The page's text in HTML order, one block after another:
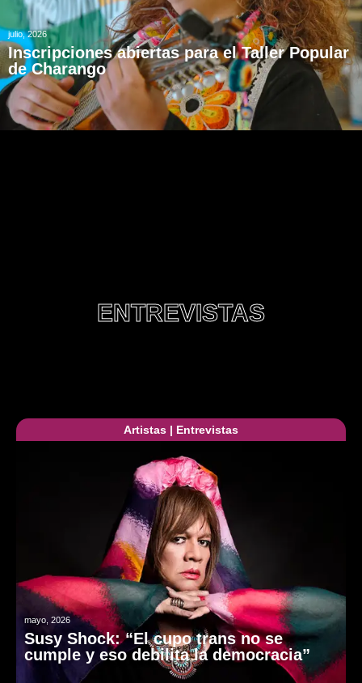
julio, 2026
Inscripciones abiertas para el Taller Popular
de Charango
ENTREVISTAS
Artistas | Entrevistas
mayo, 2026
Susy Shock: “El cupo trans no se
cumple y eso debilita la democracia”